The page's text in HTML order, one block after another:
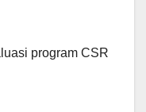
program CSR